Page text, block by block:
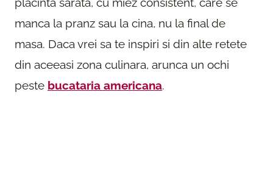
manca la pranz sau la cina, nu la final de
masa. Daca vrei sa te inspiri si din alte retete
din aceeasi zona culinara, arunca un ochi
peste bucataria americana.